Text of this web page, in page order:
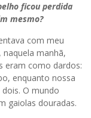
ficou perdida
mesmo?
com meu
manhã,
eram como dardos:
enquanto nossa
O mundo
gaiolas douradas.